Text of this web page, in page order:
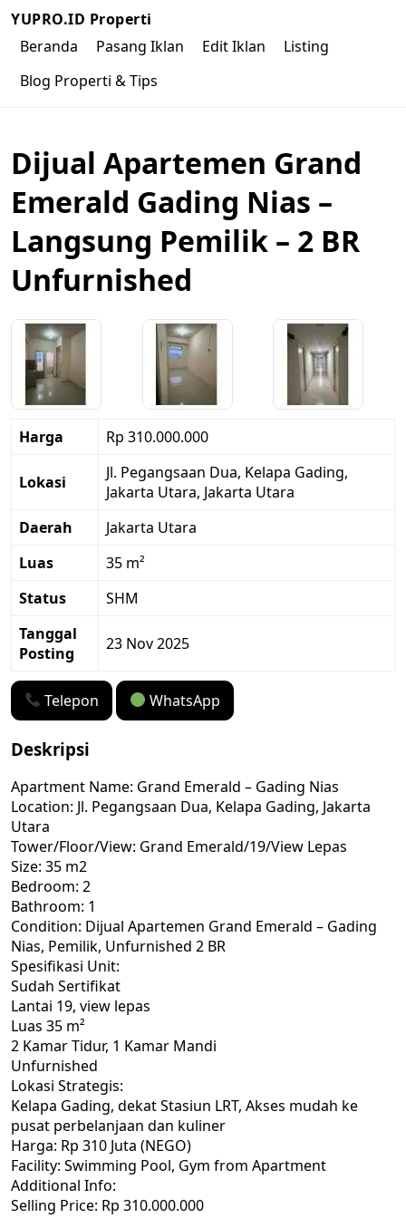
YUPRO.ID Properti
Beranda
Pasang Iklan Edit Iklan
Listing
Blog Properti & Tips
Dijual Apartemen Grand
Emerald Gading Nias –
Langsung Pemilik – 2 BR
Unfurnished
Harga Rp 310.000.000
Lokasi
Jl. Pegangsaan Dua, Kelapa Gading,
Jakarta Utara, Jakarta Utara
Daerah
Jakarta Utara
Luas
35 m²
Status
SHM
Tanggal
Posting
23 Nov 2025
Telepon WhatsApp
Deskripsi
Apartment Name: Grand Emerald – Gading Nias
Location: Jl. Pegangsaan Dua, Kelapa Gading, Jakarta
Utara
Tower/Floor/View: Grand Emerald/19/View Lepas
Size: 35 m2
Bedroom: 2
Bathroom: 1
Condition: Dijual Apartemen Grand Emerald – Gading
Nias, Pemilik, Unfurnished 2 BR
Spesifikasi Unit:
Sudah Sertifikat
Lantai 19, view lepas
Luas 35 m²
2 Kamar Tidur, 1 Kamar Mandi
Unfurnished
Lokasi Strategis:
Kelapa Gading, dekat Stasiun LRT, Akses mudah ke
pusat perbelanjaan dan kuliner
Harga: Rp 310 Juta (NEGO)
Facility: Swimming Pool, Gym from Apartment
Additional Info:
Selling Price: Rp 310.000.000